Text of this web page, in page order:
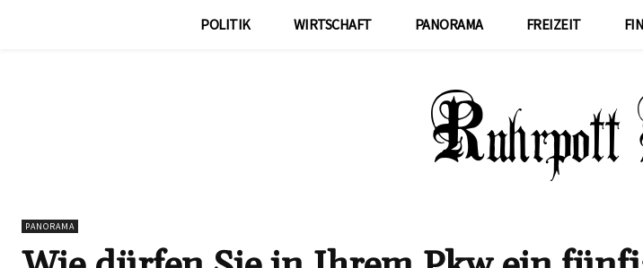
POLITIK WIRTSCHAFT PANORAMA FREIZEIT
PANORAMA